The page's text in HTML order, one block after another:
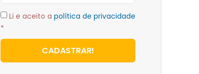
Li e aceito a política de privacidade
*
CADASTRAR!